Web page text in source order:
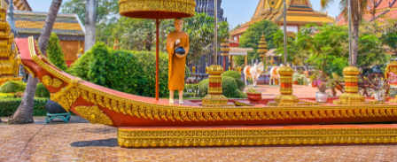
ASIA
ORIENTE
PROMOCIONES